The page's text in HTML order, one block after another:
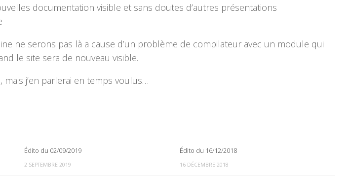
documentation visible et sans doutes d’autres présentations
ne serons pas là a cause d’un problème de compilateur avec un module qui
le site sera de nouveau visible.
mais j’en parlerai en temps voulus…
Édito du 02/09/2019
2 SEPTEMBRE 2019
Édito du 16/12/2018
16 DÉCEMBRE 2018